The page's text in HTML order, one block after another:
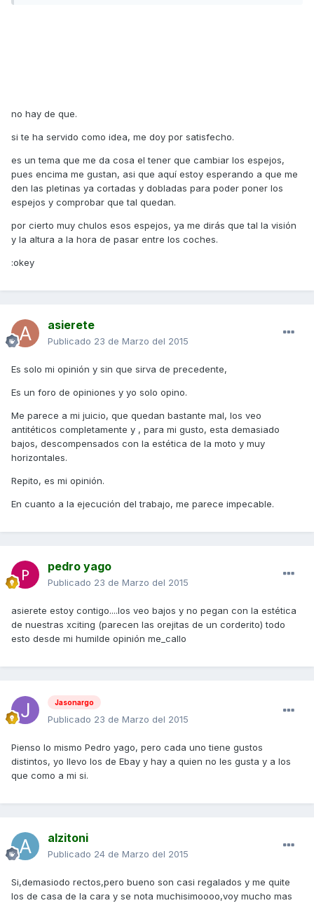
no hay de que.
si te ha servido como idea, me doy por satisfecho.
es un tema que me da cosa el tener que cambiar los espejos,
pues encima me gustan, asi que aquí estoy esperando a que me
den las pletinas ya cortadas y dobladas para poder poner los
espejos y comprobar que tal quedan.
por cierto muy chulos esos espejos, ya me dirás que tal la visión
y la altura a la hora de pasar entre los coches.
:okey
asierete
Publicado 23 de Marzo del 2015
Es solo mi opinión y sin que sirva de precedente,
Es un foro de opiniones y yo solo opino.
Me parece a mi juicio, que quedan bastante mal, los veo
antitéticos completamente y , para mi gusto, esta demasiado
bajos, descompensados con la estética de la moto y muy
horizontales.
Repito, es mi opinión.
En cuanto a la ejecución del trabajo, me parece impecable.
pedro yago
Publicado 23 de Marzo del 2015
asierete estoy contigo....los veo bajos y no pegan con la estética
de nuestras xciting (parecen las orejitas de un corderito) todo
esto desde mi humilde opinión me_callo
Jasonargo
Publicado 23 de Marzo del 2015
Pienso lo mismo Pedro yago, pero cada uno tiene gustos
distintos, yo llevo los de Ebay y hay a quien no les gusta y a los
que como a mi si.
alzitoni
Publicado 24 de Marzo del 2015
Si,demasiodo rectos,pero bueno son casi regalados y me quite
los de casa de la cara y se nota muchisimoooo,voy mucho mas